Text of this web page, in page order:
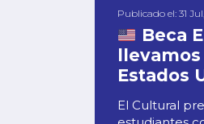
Publicado el: 31
Beca
Estados
El Cultural